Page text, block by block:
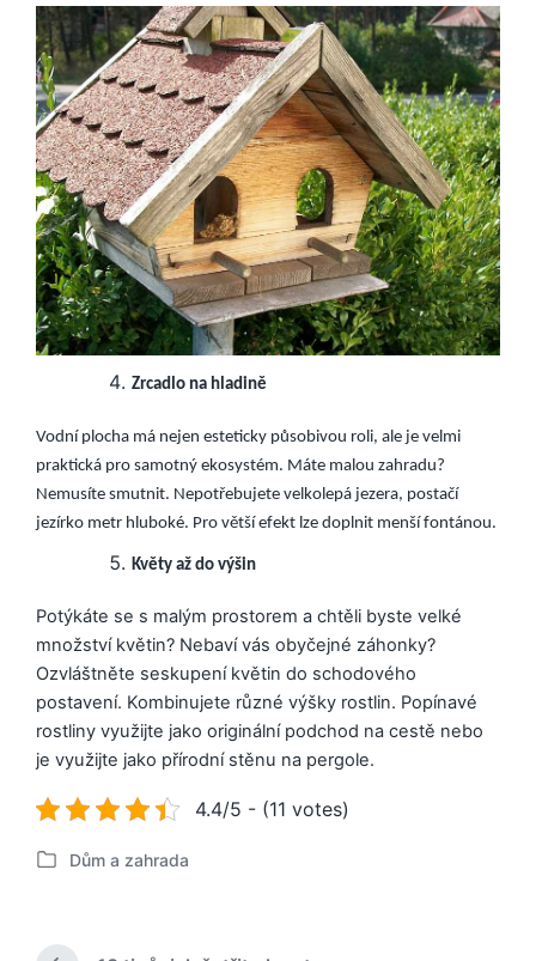
Zrcadlo na hladině
Vodní plocha má nejen esteticky působivou roli, ale je velmi
praktická pro samotný ekosystém. Máte malou zahradu?
Nemusíte smutnit. Nepotřebujete velkolepá jezera, postačí
jezírko metr hluboké. Pro větší efekt lze doplnit menší fontánou.
Květy až do výšin
Potýkáte se s malým prostorem a chtěli byste velké
množství květin? Nebaví vás obyčejné záhonky?
Ozvláštněte seskupení květin do schodového
postavení. Kombinujete různé výšky rostlin. Popínavé
rostliny využijte jako originální podchod na cestě nebo
je využijte jako přírodní stěnu na pergole.
4.4/5 - (11 votes)
P
Dům a zahrada